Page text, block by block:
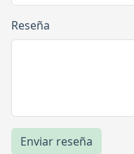
Reseña
Enviar reseña